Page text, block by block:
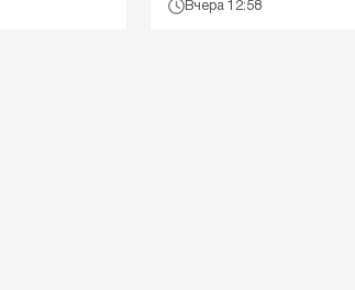
Вчера 12:58